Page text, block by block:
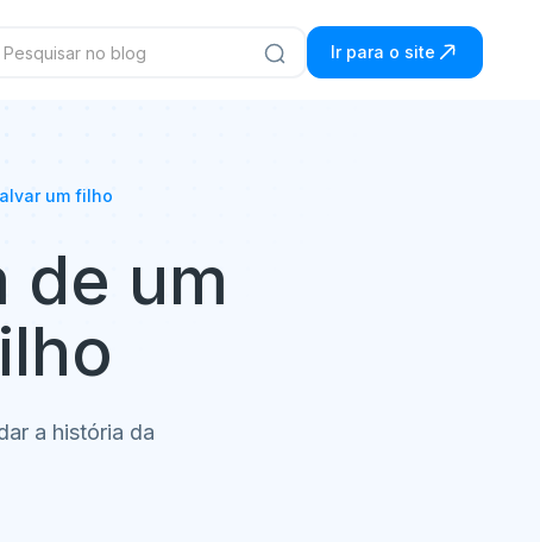
Ir para o site
um filho
de um
a história da